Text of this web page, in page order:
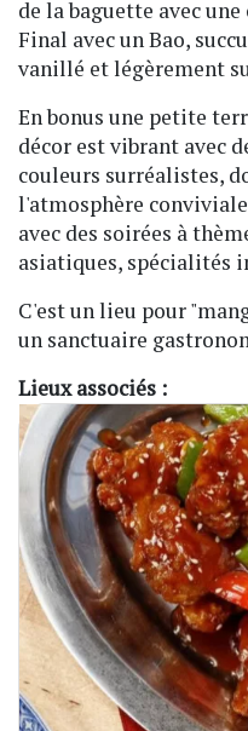
de la baguette avec
Final avec un Bao,
vanillé et légèrement
En bonus une petite
décor est vibrant avec
couleurs surréalistes,
l'atmosphère
avec des soirées à
asiatiques, spécialités
C'est un lieu pour
un sanctuaire
Lieux associés :